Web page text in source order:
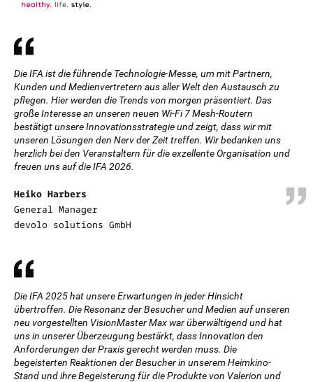
Die IFA ist die führende Technologie-Messe, um mit Partnern,
Kunden und Medienvertretern aus aller Welt den Austausch zu
pflegen. Hier werden die Trends von morgen präsentiert. Das
große Interesse an unseren neuen Wi-Fi 7 Mesh-Routern
bestätigt unsere Innovationsstrategie und zeigt, dass wir mit
unseren Lösungen den Nerv der Zeit treffen. Wir bedanken uns
herzlich bei den Veranstaltern für die exzellente Organisation und
freuen uns auf die IFA 2026.
Heiko Harbers
General Manager
devolo solutions GmbH
Die IFA 2025 hat unsere Erwartungen in jeder Hinsicht
übertroffen. Die Resonanz der Besucher und Medien auf unseren
neu vorgestellten VisionMaster Max war überwältigend und hat
uns in unserer Überzeugung bestärkt, dass Innovation den
Anforderungen der Praxis gerecht werden muss. Die
begeisterten Reaktionen der Besucher in unserem Heimkino-
Stand und ihre Begeisterung für die Produkte von Valerion und